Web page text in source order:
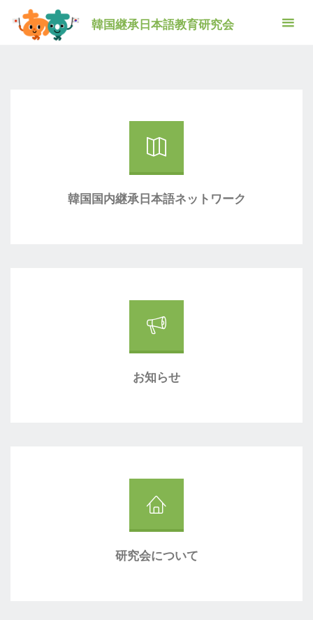
韓国継承日本語教育研究会
韓国継承日本語教育研究会
韓国国内継承日本語ネットワーク
お知らせ
研究会について